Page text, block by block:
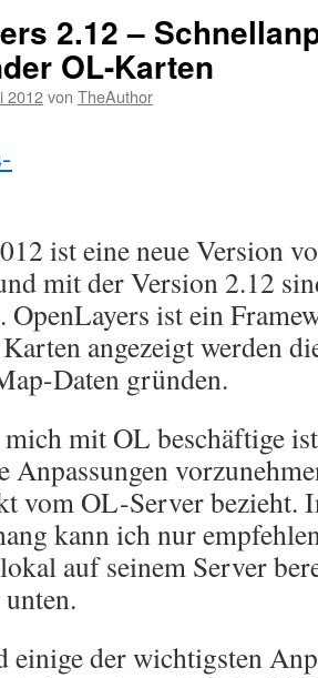
2.12 –
OL-Karten
2012von TheAuthor
ist eine neue Version
mit der Version 2.12
ist ein
angezeigt werden
Daten gründen.
mit OL beschäftige
Anpassungen
vom OL-Server bezieht.
kann ich nur
auf seinem Server
einige der wichtigsten